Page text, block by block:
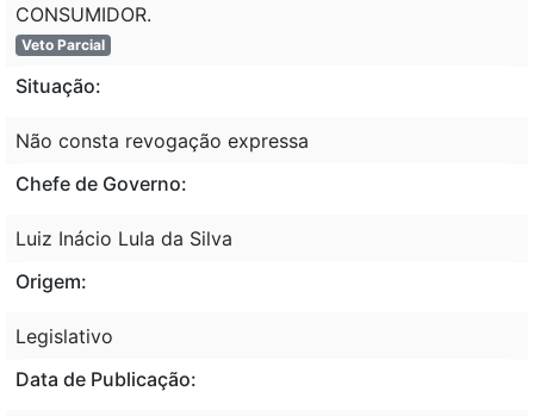
CONSUMIDOR.
Veto Parcial
Situação:
Não consta revogação expressa
Chefe de Governo:
Luiz Inácio Lula da Silva
Origem:
Legislativo
Data de Publicação: